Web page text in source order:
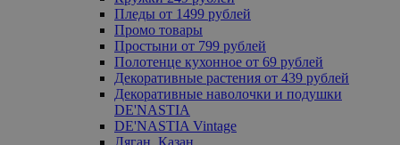
Пледы от 1499 рублей
Промо товары
Простыни от 799 рублей
Полотенце кухонное от 69 рублей
Декоративные растения от 439 рублей
Декоративные наволочки и подушки
DE'NASTIA
DE'NASTIA Vintage
Ляган, Казан